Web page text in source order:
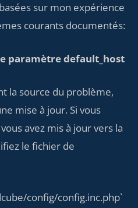
sur mon expérience
courants documentés:
paramètre default_host
la source du problème,
mise à jour. Si vous
avez mis à jour vers la
le fichier de
config/config.inc.php`